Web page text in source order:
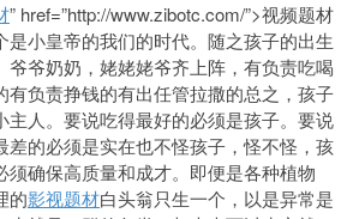
” href=”http://www.zibotc.com/”>视频题材
是小皇帝的我们的时代。随之孩子的出生
爷爷奶奶，姥姥姥爷齐上阵，有负责吃喝
有负责挣钱的有出任管拉撒的总之，孩子
主人。要说吃得最好的必须是孩子。要说
差的必须是实在也不怪孩子，怪不怪，孩
须确保高质量和成才。即便是各种植物
的影视题材白头翁只生一个，以是异常是